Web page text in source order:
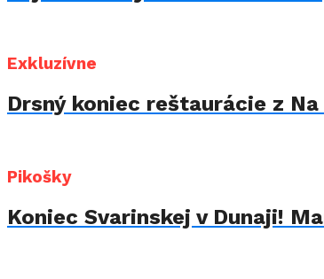
Exkluzívne
Drsný koniec reštaurácie z
Pikošky
Koniec Svarinskej v Dunaji!